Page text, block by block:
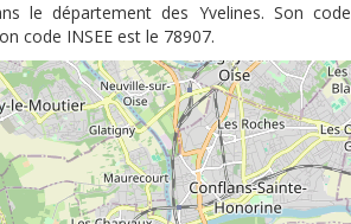
le département des Yvelines. Son code
code INSEE est le 78907.